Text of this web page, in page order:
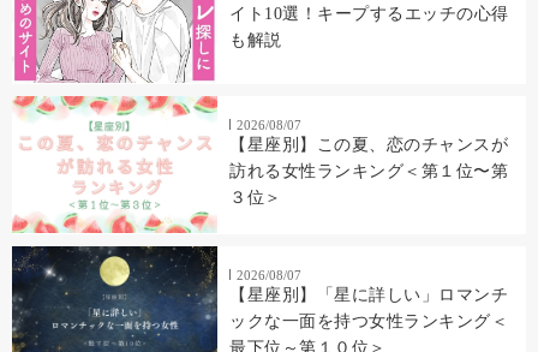
イト10選！キープするエッチの心得
も解説
2026/08/07
【星座別】この夏、恋のチャンスが
訪れる女性ランキング＜第１位〜第
３位＞
2026/08/07
【星座別】「星に詳しい」ロマンチ
ックな一面を持つ女性ランキング＜
最下位～第１０位＞